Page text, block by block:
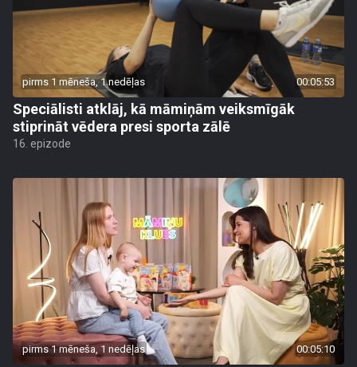
pirms 1 mēneša, 1 nedēļas 00:05:53
Speciālisti atklāj, kā māmiņām veiksmīgāk
stiprināt vēdera presi sporta zālē
16. epizode
pirms 1 mēneša, 1 nedēļas 00:05:10